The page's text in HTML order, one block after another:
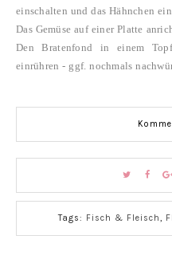
einschalten und das Hähnchen
Das Gemüse auf einer Platte
Den Bratenfond in einem
einrühren - ggf. nochmals
Tags: Fisch & Fleisch,